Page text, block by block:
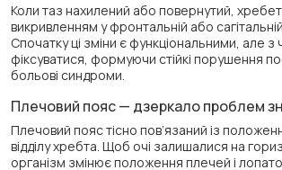
Коли таз нахилений або повернутий,
викривленням у фронтальній або
Спочатку ці зміни є функціональними, але
фіксуватися, формуючи стійкі порушення
больові синдроми.
Плечовий пояс — дзеркало проблем
Плечовий пояс тісно пов’язаний із
відділу хребта. Щоб очі залишалися на
організм змінює положення плечей і